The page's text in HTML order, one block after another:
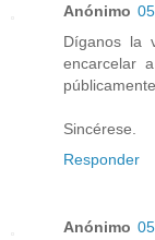
Anónimo
Díganos la
encarcelar
Sincérese.
Responder
Anónimo